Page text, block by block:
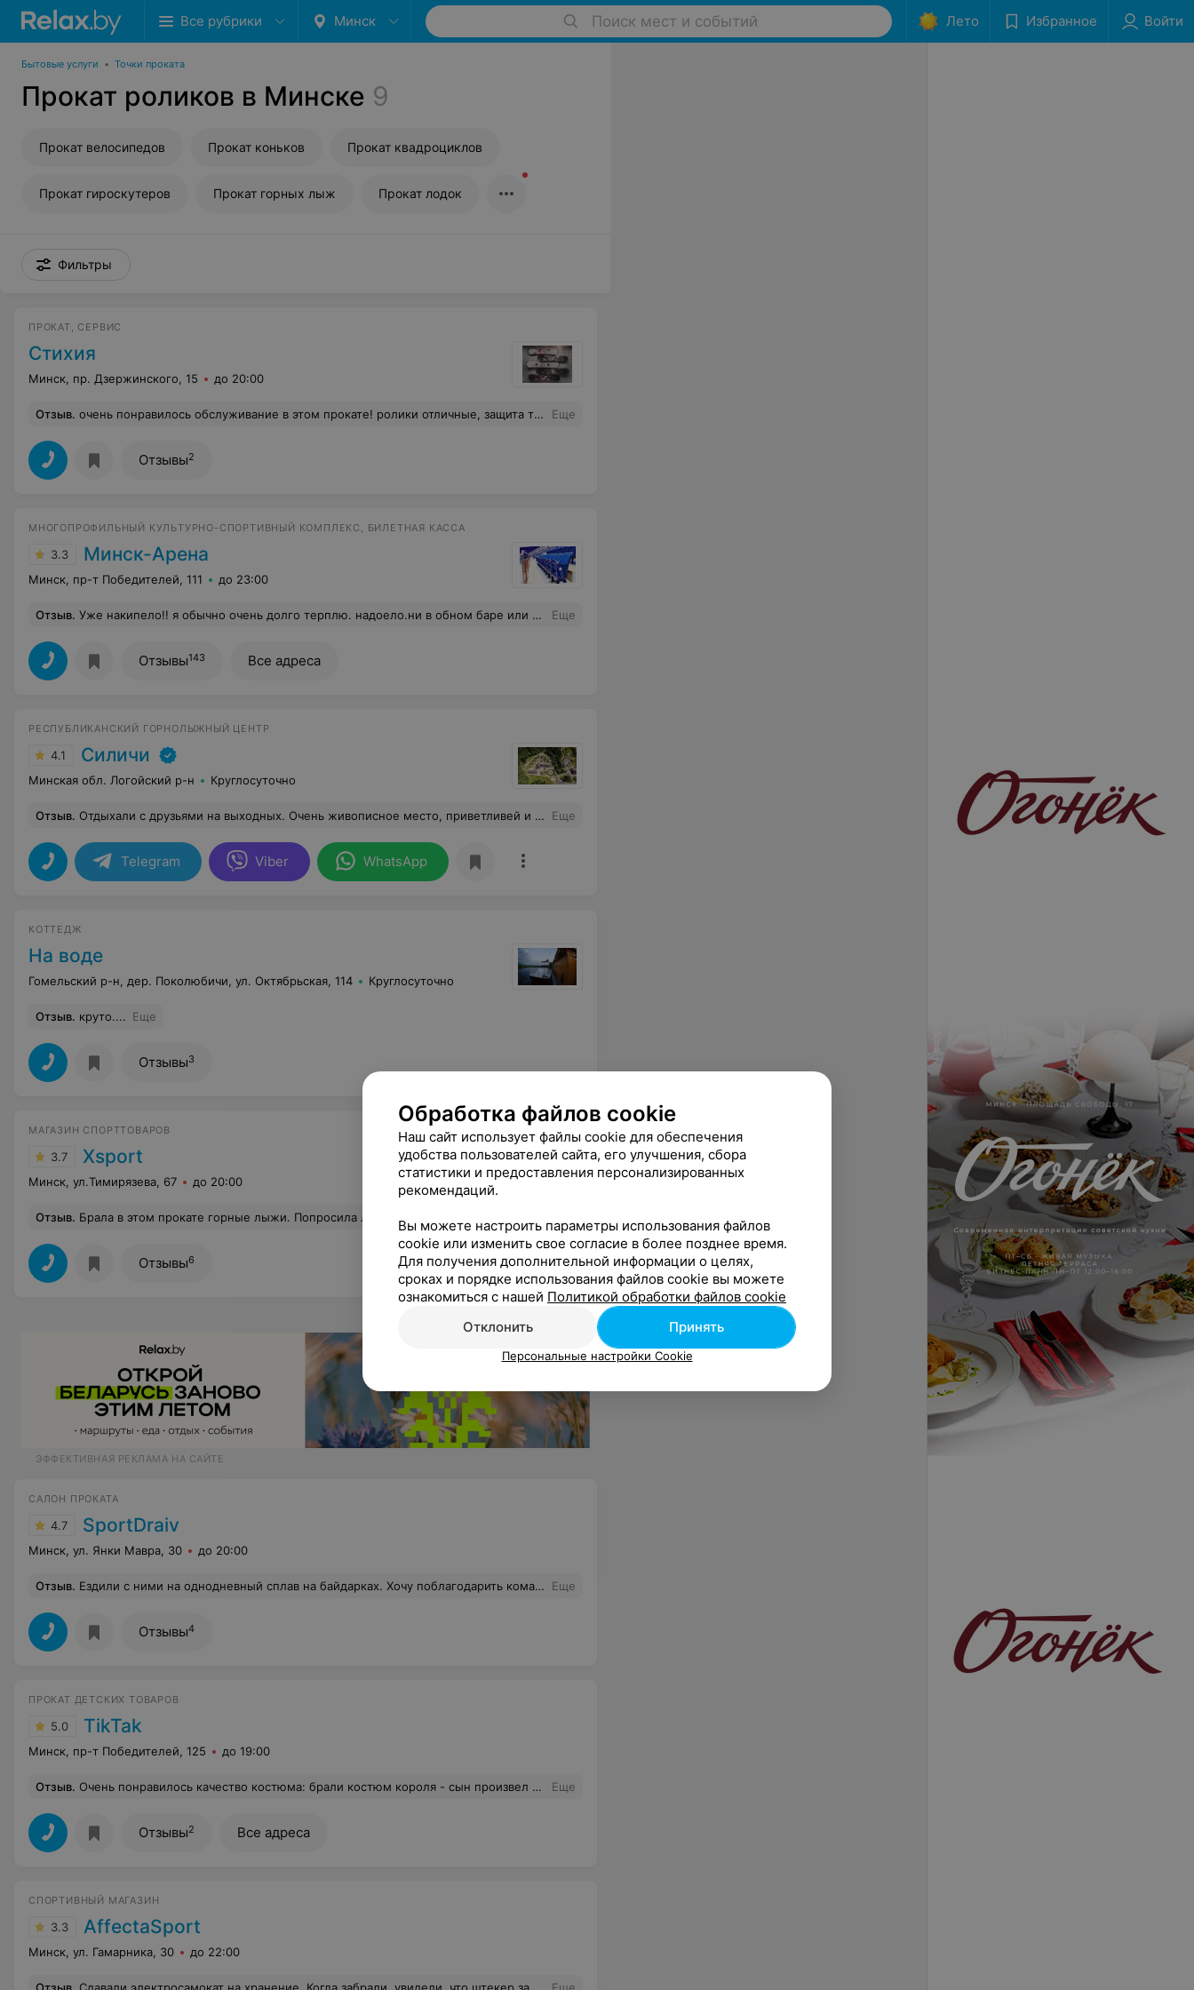
Все рубрики Минск Поиск мест и событий Лето Избранное Войти
Бытовые услуги • Точки проката
Прокат роликов в Минске 9
Прокат велосипедов Прокат коньков Прокат квадроциклов
Прокат гироскутеров Прокат горных лыж Прокат лодок
Фильтры
ПРОКАТ, СЕРВИС
Стихия
Минск, пр. Дзержинского, 15 до 20:00
Отзыв. очень понравилось обслуживание в этом прокате! ролики отличные, защита тоже пригодилась! спасибо вам! Еще
Отзывы2
МНОГОПРОФИЛЬНЫЙ КУЛЬТУРНО-СПОРТИВНЫЙ КОМПЛЕКС, БИЛЕТНАЯ КАССА
3.3 Минск-Арена
Минск, пр-т Победителей, 111 до 23:00
Отзыв. Уже накипело!! я обычно очень долго терплю. надоело.ни в обном баре или ресторане МИНСК-АРЕНЫ невозможно рассчитаться карточкой! Банкоматов нет! только на первой игре сезона 2015/2016 можно было рассчитаться! ладно мы... а фины? а гости, которые приезжают поболеть за свои команды? часто стоят в очереди и потом делают глаза широкие - типа а где ваши деньги вообще взять??? ни обменника ни одного. ЭТО АРЕНА! даже у ИПэшника на рынке в палатке уже есть терминал!!!!! Еще
Отзывы143 Все адреса
РЕСПУБЛИКАНСКИЙ ГОРНОЛЫЖНЫЙ ЦЕНТР
4.1 Силичи
Минская обл. Логойский р-н Круглосуточно
Отзыв. Отдыхали с друзьями на выходных. Очень живописное место, приветливей и внимательный персонал. Играли в пейнтбол и сняли баню. Все на высшем уровне! Очень советую! В ближайшее время планируем повторить! Еще
Telegram Viber WhatsApp
КОТТЕДЖ
На воде
Гомельский р-н, дер. Поколюбичи, ул. Октябрьская, 114 Круглосуточно
Отзыв. круто.... Еще
Отзывы3
МАГАЗИН СПОРТТОВАРОВ
3.7 Xsport
Минск, ул.Тимирязева, 67 до 20:00
Отзыв. Брала в этом прокате горные лыжи. Попросила лыжи для начинающих. Мне принесли лыжи какие-то узкие и подозрительно легкие, как мне показалось. Потом я на них встала и поняла, что они очень скользкие. Ехать я на них нормально не могла, т.к. как начинающий, мне хотелось ехать медленнее, но этого на данных лыжах не получалось. Потом муж увидел, что на лыжах написано Карве, что значит данные лыжи предусмотрены для скоростных спусков. Но никак не для новичков! В прокате мне сказали - это старая модель; это последние лыжи на ваш рост; они для новичков; вы сами смотрели что брали и т.д. и т.п. Вот такой "замечательный" прокат с "квалифицированными" сотрудниками. Не рекомендую!
Отзывы6
ЭФФЕКТИВНАЯ РЕКЛАМА НА САЙТЕ
САЛОН ПРОКАТА
4.7 SportDraiv
Минск, ул. Янки Мавра, 30 до 20:00
Отзыв. Ездили с ними на однодневный сплав на байдарках. Хочу поблагодарить команду ха поход, организовано все было замечательно, осталось море позитивных эмоций! Еще
Отзывы4
ПРОКАТ ДЕТСКИХ ТОВАРОВ
5.0 TikTak
Минск, пр-т Победителей, 125 до 19:00
Отзыв. Очень понравилось качество костюма: брали костюм короля - сын произвел фурор на утреннике. У них очень удобно бронировать костюмы на сайте, состояние костюма 10 из 10. Мы остались довольны Еще
Отзывы2 Все адреса
СПОРТИВНЫЙ МАГАЗИН
3.3 AffectaSport
Минск, ул. Гамарника, 30 до 22:00
Обработка файлов cookie
Наш сайт использует файлы cookie для обеспечения
удобства пользователей сайта, его улучшения, сбора
статистики и предоставления персонализированных
рекомендаций.
Вы можете настроить параметры использования файлов
cookie или изменить свое согласие в более позднее время.
Для получения дополнительной информации о целях,
сроках и порядке использования файлов cookie вы можете
ознакомиться с нашей Политикой обработки файлов cookie
Отклонить
Принять
Персональные настройки Cookie